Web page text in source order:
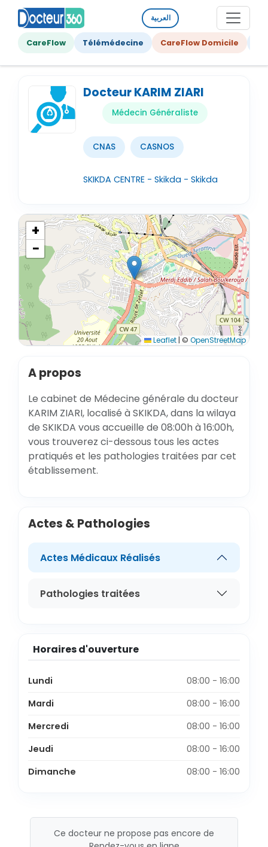
العربية
CareFlow Télémédecine CareFlow Domicile
Docteur KARIM ZIARI
Médecin Généraliste
CNAS CASNOS
SKIKDA CENTRE - Skikda - Skikda
+
−
Leaflet | © OpenStreetMap
A propos
Le cabinet de Médecine générale du docteur
KARIM ZIARI, localisé à SKIKDA, dans la wilaya
de SKIKDA vous accueille de 08:00h à 16:00h,
vous trouverez ci-dessous tous les actes
pratiqués et les pathologies traitées par cet
établissement.
Actes & Pathologies
Actes Médicaux Réalisés
Pathologies traitées
Horaires d'ouverture
Lundi
08:00 - 16:00
Mardi
08:00 - 16:00
Mercredi
08:00 - 16:00
Jeudi
08:00 - 16:00
Dimanche
08:00 - 16:00
Ce docteur ne propose pas encore de